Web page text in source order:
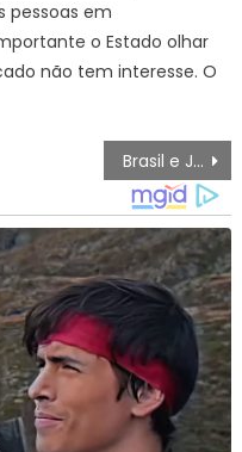
pessoas em
o Estado olhar
não tem interesse. O
Brasil e Japão se enfrentam hoje no mata-mata; veja jogos da Copa